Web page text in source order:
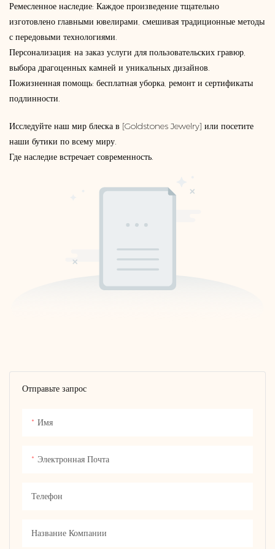
Ремесленное наследие: Каждое произведение тщательно
изготовлено главными ювелирами, смешивая традиционные методы
с передовыми технологиями.
Персонализация: на заказ услуги для пользовательских гравюр,
выбора драгоценных камней и уникальных дизайнов.
Пожизненная помощь: бесплатная уборка, ремонт и сертификаты
подлинности.
Исследуйте наш мир блеска в [Goldstones Jewelry] или посетите
наши бутики по всему миру.
Где наследие встречает современность.
Отправьте запрос
Имя
Электронная Почта
Телефон
Название Компании